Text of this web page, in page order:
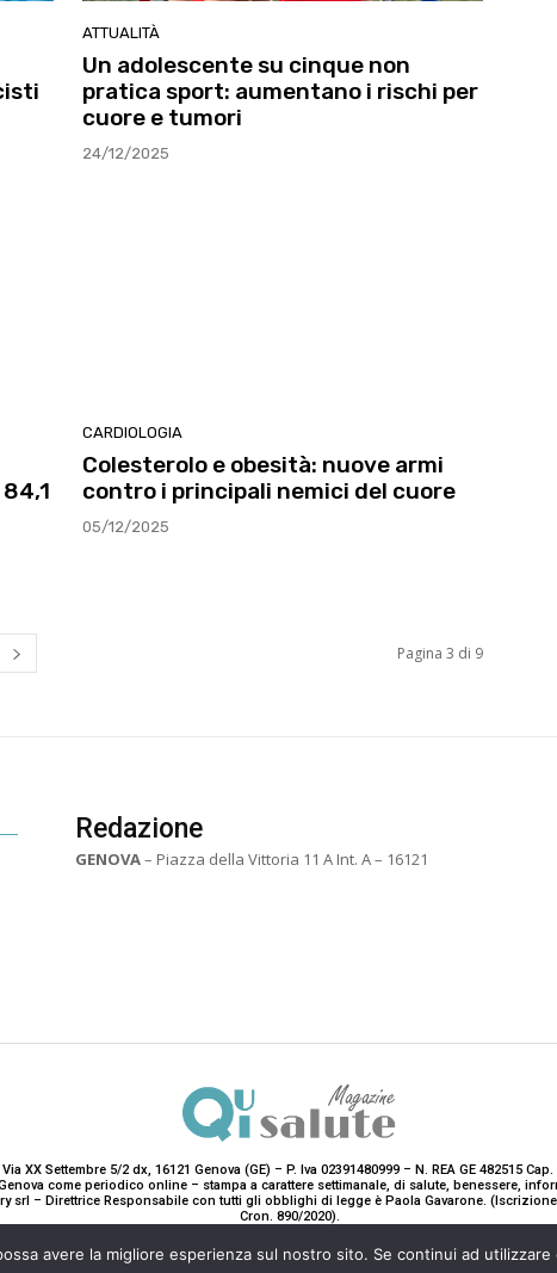
ATTUALITÀ
Un adolescente su cinque non
pratica sport: aumentano i rischi per
cuore e tumori
24/12/2025
CARDIOLOGIA
Colesterolo e obesità: nuove armi
contro i principali nemici del cuore
05/12/2025
Pagina 3 di 9
Redazione
GENOVA– Piazza della Vittoria 11 A Int. A – 16121
XX Settembre 5/2 dx, 16121 Genova (GE) – P. Iva 02391480999 – N. REA GE 482515
come periodico online – stampa a carattere settimanale, di salute, benessere,
srl – Direttrice Responsabile con tutti gli obblighi di legge è Paola Gavarone. (Iscrizione
Cron. 890/2020).
2020-2025© Teddy Luxury SRL
avere la migliore esperienza sul nostro sito. Se continui ad